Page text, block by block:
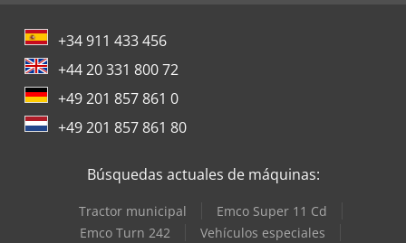
+34 911 433 456
+44 20 331 800 72
+49 201 857 861 0
+49 201 857 861 80
Búsquedas actuales de máquinas:
Tractor municipal
Emco Super 11 Cd
Emco Turn 242
Vehículos especiales